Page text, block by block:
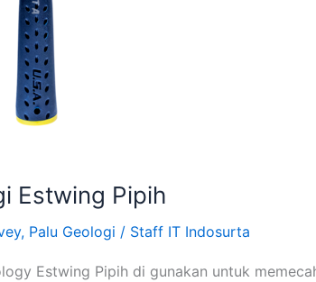
Estwing Pipih
, Palu Geologi / Staff IT Indosurta
Estwing Pipih di gunakan untuk